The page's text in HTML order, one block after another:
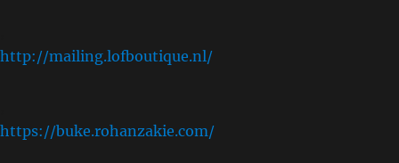
http://mailing.lofboutique.nl/
https://buke.rohanzakie.com/